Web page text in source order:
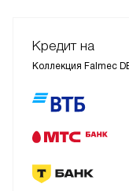
Кредит на
Коллекция Falmec